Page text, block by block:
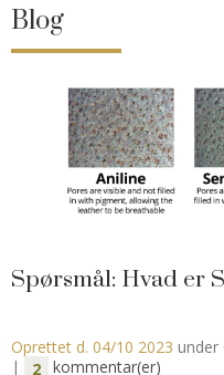
Blog
Spørsmål: Hvad er
Oprettet d. 04/10 2023 under
|
2 kommentar(er)